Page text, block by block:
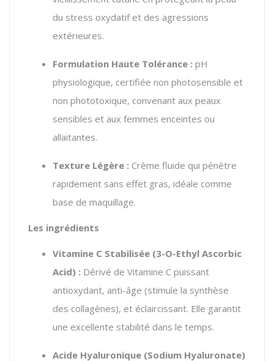
du stress oxydatif et des agressions
extérieures.
Formulation Haute Tolérance : pH
physiologique, certifiée non photosensible et
non phototoxique, convenant aux peaux
sensibles et aux femmes enceintes ou
allaitantes.
Texture Légère : Crème fluide qui pénètre
rapidement sans effet gras, idéale comme
base de maquillage.
Les ingrédients
Vitamine C Stabilisée (3-O-Ethyl Ascorbic
Acid) : Dérivé de Vitamine C puissant
antioxydant, anti-âge (stimule la synthèse
des collagènes), et éclaircissant. Elle garantit
une excellente stabilité dans le temps.
Acide Hyaluronique (Sodium Hyaluronate)